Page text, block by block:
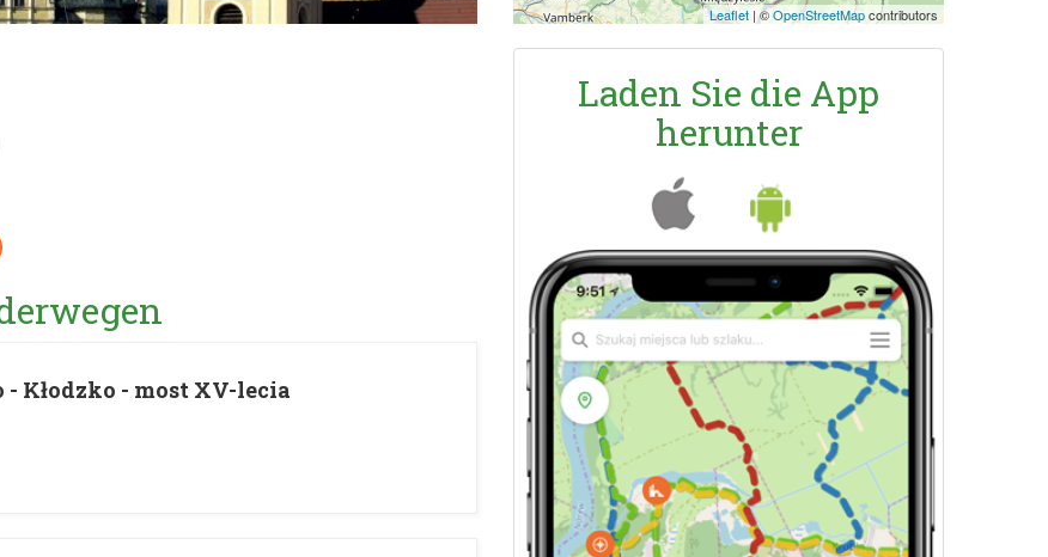
- Kłodzko - most XV-lecia
Leaflet |©OpenStreetMapcontributors
Laden Sie die App
herunter